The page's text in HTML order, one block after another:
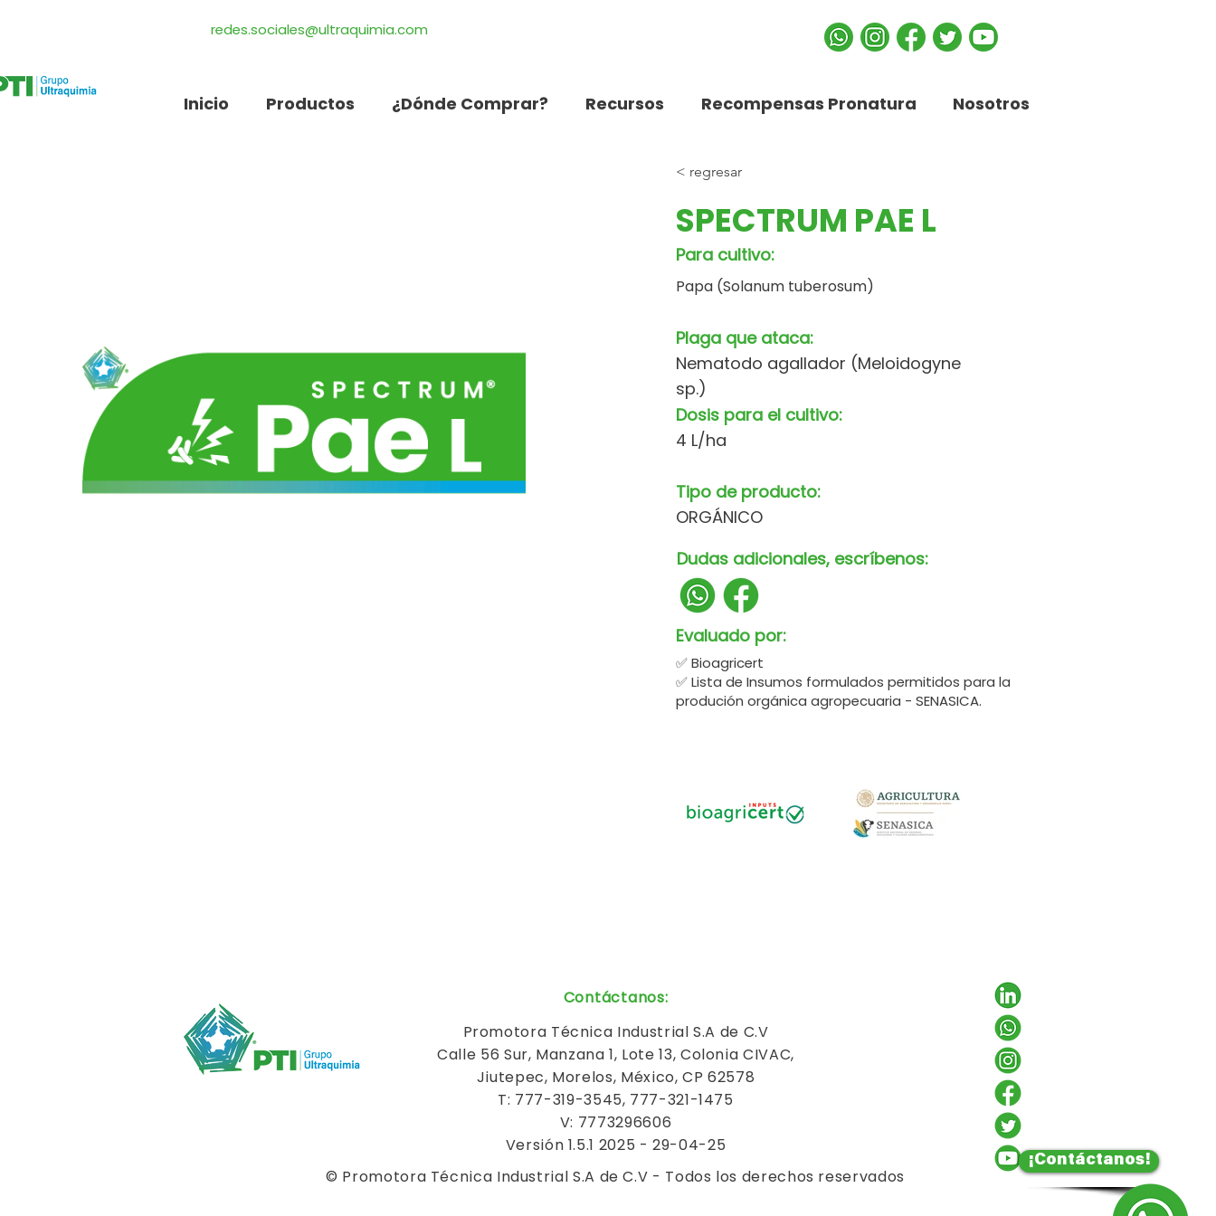
redes.sociales@ultraquimia.com
Inicio Productos ¿Dónde Comprar? Recursos Recompensas Pronatura Nosotros
< regresar
SPECTRUM PAE L
Para cultivo:
Papa (Solanum tuberosum)
Plaga que ataca:
Nematodo agallador (Meloidogyne
sp.)
Dosis para el cultivo:
4 L/ha
Tipo de producto:
ORGÁNICO
Dudas adicionales, escríbenos:
Evaluado por:
✅ Bioagricert
✅ Lista de Insumos formulados permitidos para la
produción orgánica agropecuaria - SENASICA.
¡Contáctanos!
Contáctanos:
Promotora Técnica Industrial S.A de C.V
Calle 56 Sur, Manzana 1, Lote 13, Colonia CIVAC,
Jiutepec, Morelos, México, CP 62578
T: 777-319-3545, 777-321-1475
V: 7773296606
Versión 1.5.1 2025 - 29-04-25
© Promotora Técnica Industrial S.A de C.V - Todos los derechos reservados